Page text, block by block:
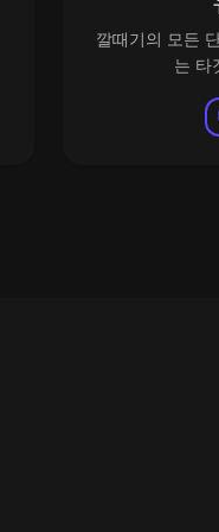
깔때기의 모든
는 타